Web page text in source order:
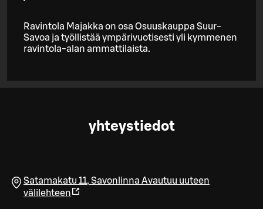
Ravintola Majakka on osa Osuuskauppa Suur-
Savoa ja työllistää ympärivuotisesti yli kymmenen
ravintola-alan ammattilaista.
yhteystiedot
Satamakatu 11, Savonlinna Avautuu uuteen
välilehteen